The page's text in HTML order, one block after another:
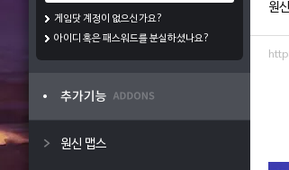
게임닷 계정이 없으신가요?
아이디 혹은 패스워드를 분실하셨나요?
원신 맵스
원